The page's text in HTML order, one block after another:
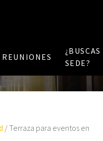
REUNIONES
¿BUSCAS
SEDE?
/Terraza para eventos en